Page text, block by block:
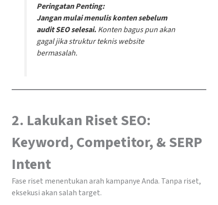
Peringatan Penting:
Jangan mulai menulis konten sebelum
audit SEO selesai.Konten bagus pun akan
gagal jika struktur teknis website
bermasalah.
2. Lakukan Riset SEO:
Keyword, Competitor, & SERP
Intent
Fase riset menentukan arah kampanye Anda. Tanpa riset,
eksekusi akan salah target.